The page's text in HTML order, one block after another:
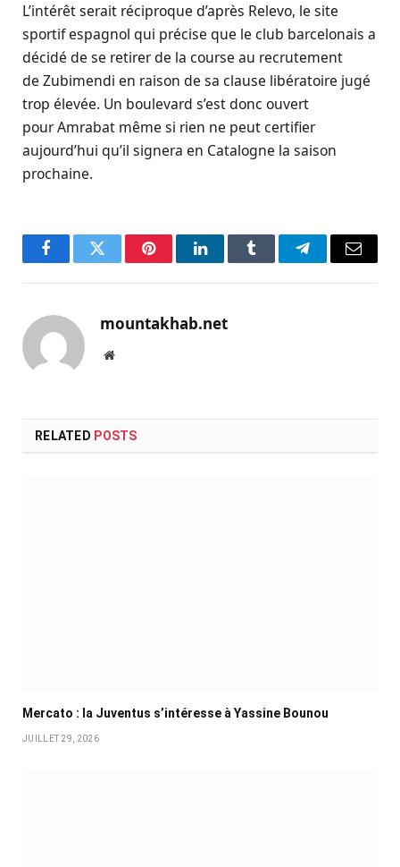
L’intérêt serait réciproque d’après Relevo, le site
sportif espagnol qui précise que le club barcelonais a
décidé de se retirer de la course au recrutement
de Zubimendi en raison de sa clause libératoire jugé
trop élevée. Un boulevard s’est donc ouvert
pour Amrabat même si rien ne peut certifier
aujourd’hui qu’il signera en Catalogne la saison
prochaine.
FacebookTwitter PinterestLinkedInTumblr TelegramEmail
mountakhab.net
Website
RELATED POSTS
Mercato : la Juventus s’intéresse à Yassine Bounou
JUILLET 29, 2026